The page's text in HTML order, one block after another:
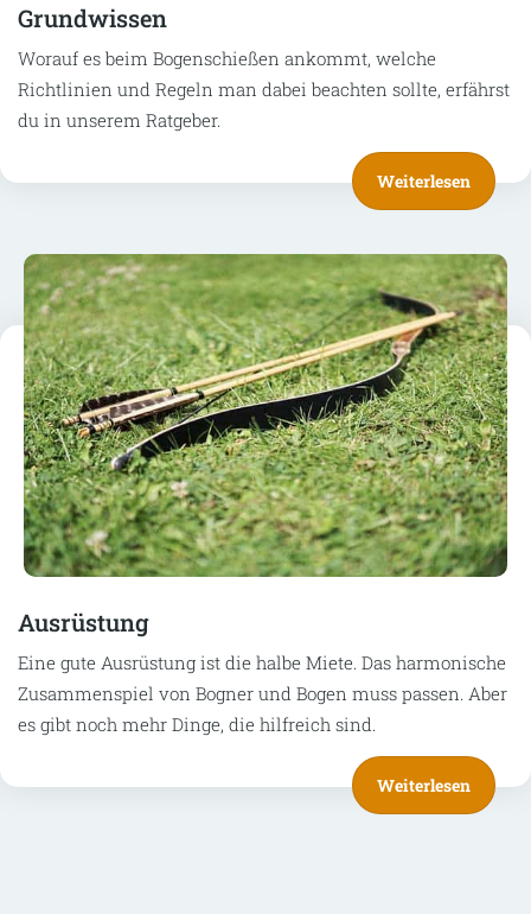
Grundwissen
Worauf es beim Bogenschießen ankommt, welche
Richtlinien und Regeln man dabei beachten sollte, erfährst
du in unserem Ratgeber.
Weiterlesen
Ausrüstung
Eine gute Ausrüstung ist die halbe Miete. Das harmonische
Zusammenspiel von Bogner und Bogen muss passen. Aber
es gibt noch mehr Dinge, die hilfreich sind.
Weiterlesen